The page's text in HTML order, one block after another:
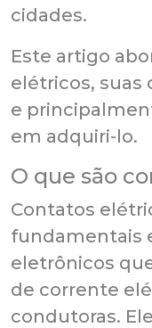
cidades.
Este artigo
elétricos, suas
e
em adquiri-lo.
O que são
Contatos
fundamentais
eletrônicos
de corrente
condutoras.